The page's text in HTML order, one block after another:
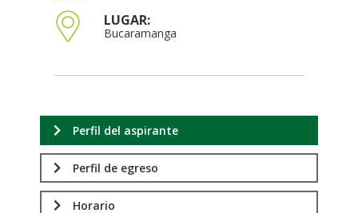
LUGAR:
Bucaramanga
Perfil del aspirante
Perfil de egreso
Horario